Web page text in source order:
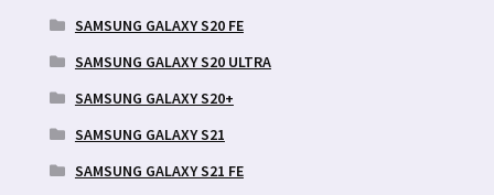
SAMSUNG GALAXY S20 FE
SAMSUNG GALAXY S20 ULTRA
SAMSUNG GALAXY S20+
SAMSUNG GALAXY S21
SAMSUNG GALAXY S21 FE